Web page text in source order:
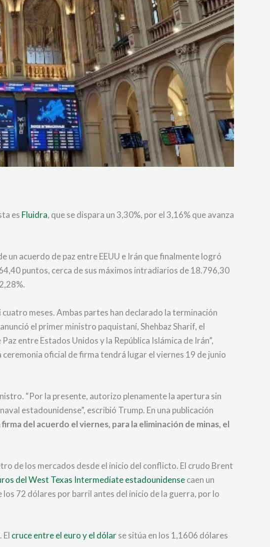
es Fluidra, que se dispara un 3,30%, por el 3,16% que avanza
acuerdo de paz entre EEUU e Irán que finalmente logró
puntos, cerca de sus máximos intradiarios de 18.796,30
cuatro meses. Ambas partes han declarado la terminación
el primer ministro paquistaní, Shehbaz Sharif, el
entre Estados Unidos y la República Islámica de Irán”,
oficial de firma tendrá lugar el viernes 19 de junio
“Por la presente, autorizo plenamente la apertura sin
estadounidense”, escribió Trump. En una publicación
del acuerdo el viernes, para la eliminación de minas, el
de los mercados desde el inicio del conflicto. El crudo Brent
del West Texas Intermediate estadounidensecaen un
72 dólares por barril antes del inicio de la guerra, por lo
El cruce entre el euro y el dólarse sitúa en los 1,1606 dólares